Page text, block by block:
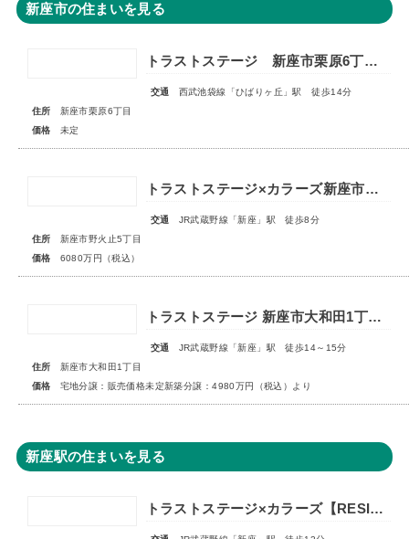
新座市の住まいを見る
トラストステージ 新座市栗原6丁目14期 全8区画 ◇販売予告◇
交通
西武池袋線「ひばりヶ丘」駅 徒歩14分
住所
新座市栗原6丁目
価格
未定
トラストステージ×カラーズ新座市野火止5丁目46期 全12棟◆最終１棟◆
交通
JR武蔵野線「新座」駅 徒歩8分
住所
新座市野火止5丁目
価格
6080万円（税込）
トラストステージ 新座市大和田1丁目19期 全24区画◆第3期分譲 新築分譲住宅 販売開始◆◆第4期分譲 2次販売 宅地分譲 販売予告◆
交通
JR武蔵野線「新座」駅 徒歩14～15分
住所
新座市大和田1丁目
価格
宅地分譲：販売価格未定新築分譲：4980万円（税込）より
新座駅の住まいを見る
トラストステージ×カラーズ【RESIDENCE】新座市野火止6丁目53期 ★限定1棟 販売開始★